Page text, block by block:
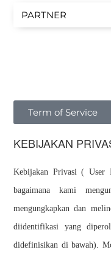
PARTNER
Term of Service
KEBIJAKAN
Kebijakan Privasi ( User
bagaimana kami
mengungkapkan dan
diidentifikasi yang
didefinisikan di bawah).